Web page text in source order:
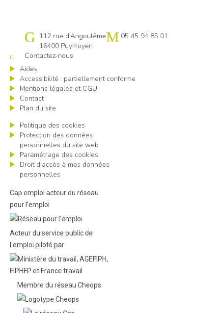
Cap emploi 16
112 rue d’Angoulême
16400 Puymoyen
05 45 94 85 01
Contactez-nous
Aides
Accessibilité : partiellement conforme
Mentions légales et CGU
Contact
Plan du site
Politique des cookies
Protection des données
personnelles du site web
Paramétrage des cookies
Droit d’accès à mes données
personnelles
Cap emploi acteur du réseau
pour l’emploi
Acteur du service public de
l'emploi piloté par
Membre du réseau Cheops